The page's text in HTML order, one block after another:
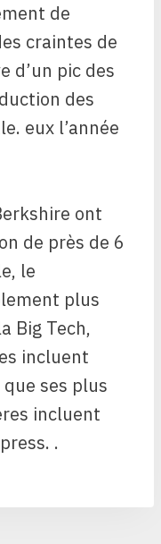
de
craintes de
d’un pic des
des
eux l’année
ont
de près de 6
le
plus
Big Tech,
incluent
que ses plus
incluent
.